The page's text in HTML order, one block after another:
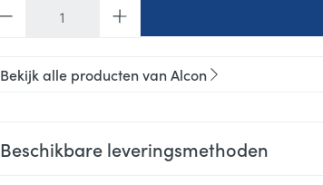
Bekijk alle producten van Alcon
Beschikbare leveringsmethoden